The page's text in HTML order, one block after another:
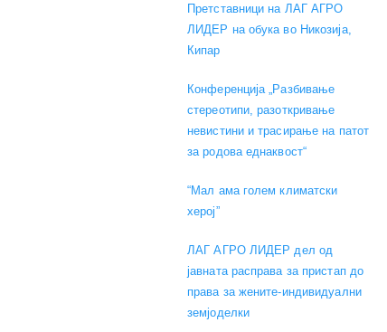
Претставници на ЛАГ АГРО
ЛИДЕР на обука во Никозија,
Кипар
Конференција „Разбивање
стереотипи, разоткривање
невистини и трасирање на патот
за родова еднаквост“
“Мал ама голем климатски
херој”
ЛАГ АГРО ЛИДЕР дел од
јавната расправа за пристап до
права за жените-индивидуални
земјоделки